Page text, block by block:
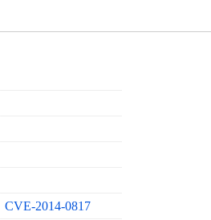
CVE-2014-0817